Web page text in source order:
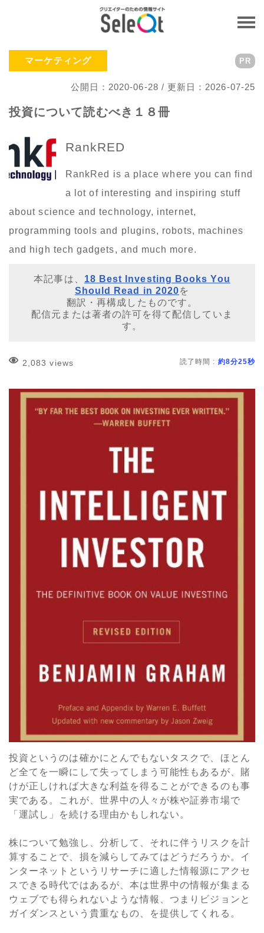
マーケティング
公開日：2020-06-28 / 更新日：2026-07-25
PR
投資について読むべき１８冊
RankRED
RankRed is a place where you can find
a lot of interesting and inspiring stuff
about science and technology, internet,
programming tools and plugins, robots, machines
and high tech gadgets, and much more.
本記事は、 18 Best Investing Books You
Should Read in 2020を
翻訳・再構成したものです。
配信元または著者の許可を得て配信していま
す。
2,083 views 読了時間 : 約8分25秒
投資というのは確かにとんでもないタスクで、ほとん
ど全てを一瞬にして失ってしまう可能性もあるが、賭
けが正しければ大きな利益を得ることができるのも事
実である。これが、世界中の人々が株や証券市場で
「運試し」を続ける理由かもしれない。
株について勉強し、分析して、それに伴うリスクを計
算することで、損を減らしてみてはどうだろうか。イ
ンターネットというリサーチに適した情報源にアクセ
スできる時代ではあるが、本は世界中の情報が集まる
ウェブでも得られないような情報、つまりビジョンと
ガイダンスという貴重なもの、を提供してくれる。